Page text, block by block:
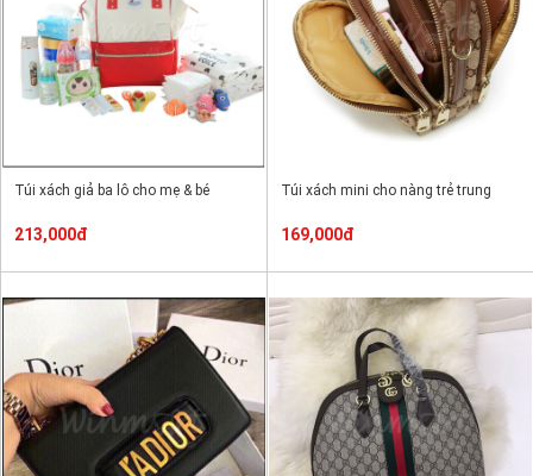
Túi xách giả ba lô cho mẹ & bé
213,000đ
Túi xách mini cho nàng trẻ trung
169,000đ